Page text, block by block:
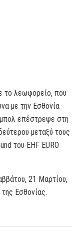
το λεωφορείο, που
με την Εσθονία
επέστρεψε στη
μεταξύ τους
του ΕHF EURO
21 Μαρτίου,
Εσθονίας.